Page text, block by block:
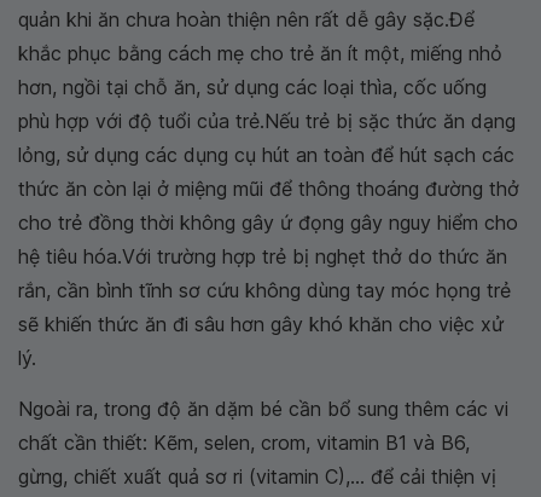
quản khi ăn chưa hoàn thiện nên rất dễ gây sặc.Để
khắc phục bằng cách mẹ cho trẻ ăn ít một, miếng nhỏ
hơn, ngồi tại chỗ ăn, sử dụng các loại thìa, cốc uống
phù hợp với độ tuổi của trẻ.Nếu trẻ bị sặc thức ăn dạng
lỏng, sử dụng các dụng cụ hút an toàn để hút sạch các
thức ăn còn lại ở miệng mũi để thông thoáng đường thở
cho trẻ đồng thời không gây ứ đọng gây nguy hiểm cho
hệ tiêu hóa.Với trường hợp trẻ bị nghẹt thở do thức ăn
rắn, cần bình tĩnh sơ cứu không dùng tay móc họng trẻ
sẽ khiến thức ăn đi sâu hơn gây khó khăn cho việc xử
lý.
Ngoài ra, trong độ ăn dặm bé cần bổ sung thêm các vi
chất cần thiết: Kẽm, selen, crom, vitamin B1 và B6,
gừng, chiết xuất quả sơ ri (vitamin C),... để cải thiện vị